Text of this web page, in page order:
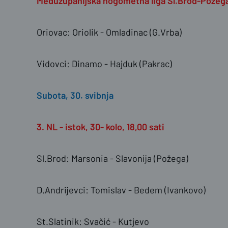
Oriovac: Oriolik - Omladinac (G.Vrba)
Vidovci: Dinamo - Hajduk (Pakrac)
Subota, 30. svibnja
3. NL - istok, 30- kolo, 18,00 sati
Sl.Brod: Marsonia - Slavonija (Požega)
D.Andrijevci: Tomislav - Bedem (Ivankovo)
St.Slatinik: Svačić - Kutjevo